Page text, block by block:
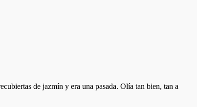
de jazmín y era una pasada. Olía tan bien, tan a